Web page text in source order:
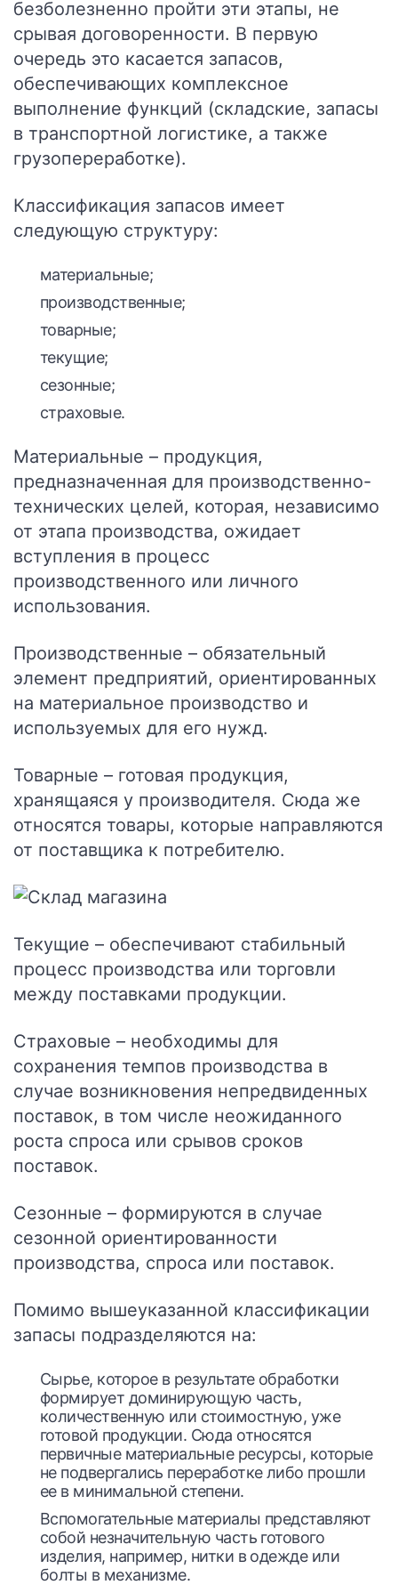
безболезненно пройти эти этапы, не
срывая договоренности. В первую
очередь это касается запасов,
обеспечивающих комплексное
выполнение функций (складские, запасы
в транспортной логистике, а также
грузопереработке).
Классификация запасов имеет
следующую структуру:
материальные;
производственные;
товарные;
текущие;
сезонные;
страховые.
Материальные – продукция,
предназначенная для производственно-
технических целей, которая, независимо
от этапа производства, ожидает
вступления в процесс
производственного или личного
использования.
Производственные – обязательный
элемент предприятий, ориентированных
на материальное производство и
используемых для его нужд.
Товарные – готовая продукция,
хранящаяся у производителя. Сюда же
относятся товары, которые направляются
от поставщика к потребителю.
Текущие – обеспечивают стабильный
процесс производства или торговли
между поставками продукции.
Страховые – необходимы для
сохранения темпов производства в
случае возникновения непредвиденных
поставок, в том числе неожиданного
роста спроса или срывов сроков
поставок.
Сезонные – формируются в случае
сезонной ориентированности
производства, спроса или поставок.
Помимо вышеуказанной классификации
запасы подразделяются на:
Сырье, которое в результате обработки
формирует доминирующую часть,
количественную или стоимостную, уже
готовой продукции. Сюда относятся
первичные материальные ресурсы, которые
не подвергались переработке либо прошли
ее в минимальной степени.
Вспомогательные материалы представляют
собой незначительную часть готового
изделия, например, нитки в одежде или
болты в механизме.